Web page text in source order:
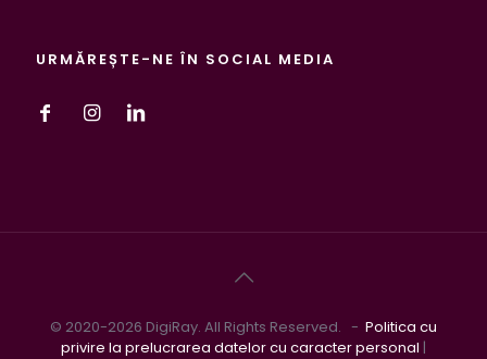
URMĂREȘTE-NE ÎN SOCIAL MEDIA
© 2020-2026 DigiRay. All Rights Reserved. - Politica cu
privire la prelucrarea datelor cu caracter personal |